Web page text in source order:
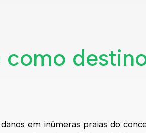
em inúmeras praias do